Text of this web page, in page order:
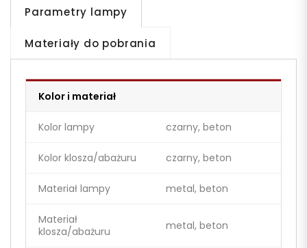
Parametry lampy
Materiały do pobrania
Kolor i materiał
Kolor lampy czarny, beton
Kolor klosza/abażuru czarny, beton
Materiał lampy metal, beton
Materiał
klosza/abażuru
metal, beton